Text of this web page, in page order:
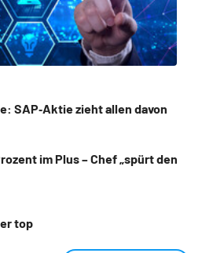
SAP‑Aktie zieht allen davon
im Plus – Chef „spürt den
top